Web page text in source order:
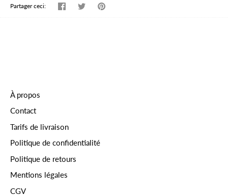
Partager ceci: PartagerTweeterÉpingler
À propos
Contact
Tarifs de livraison
Politique de confidentialité
Politique de retours
Mentions légales
CGV